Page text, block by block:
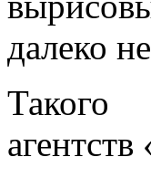
далеко
Такого